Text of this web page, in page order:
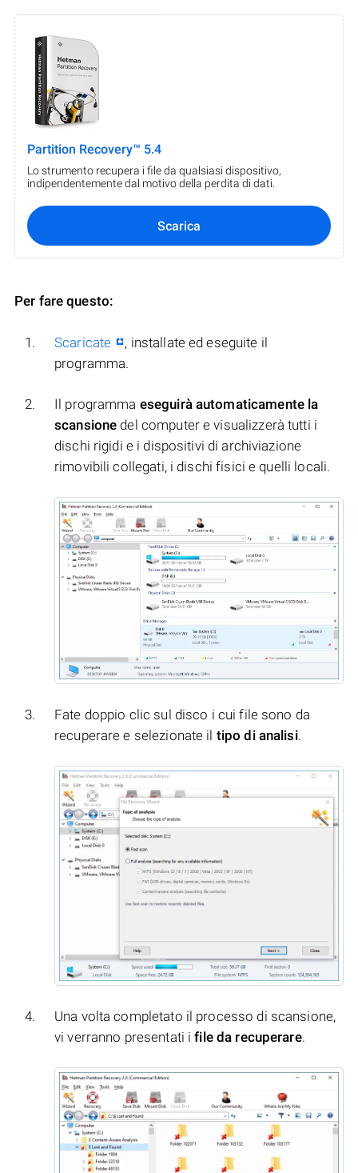
Partition Recovery™ 5.4
Lo strumento recupera i file da qualsiasi dispositivo,
indipendentemente dal motivo della perdita di dati.
Scarica
Per fare questo:
Scaricate
, installate ed eseguite il
programma.
Il programma eseguirà automaticamente la
scansione del computer e visualizzerà tutti i
dischi rigidi e i dispositivi di archiviazione
rimovibili collegati, i dischi fisici e quelli locali.
Fate doppio clic sul disco i cui file sono da
recuperare e selezionate il tipo di analisi.
Una volta completato il processo di scansione,
vi verranno presentati ifile da recuperare.